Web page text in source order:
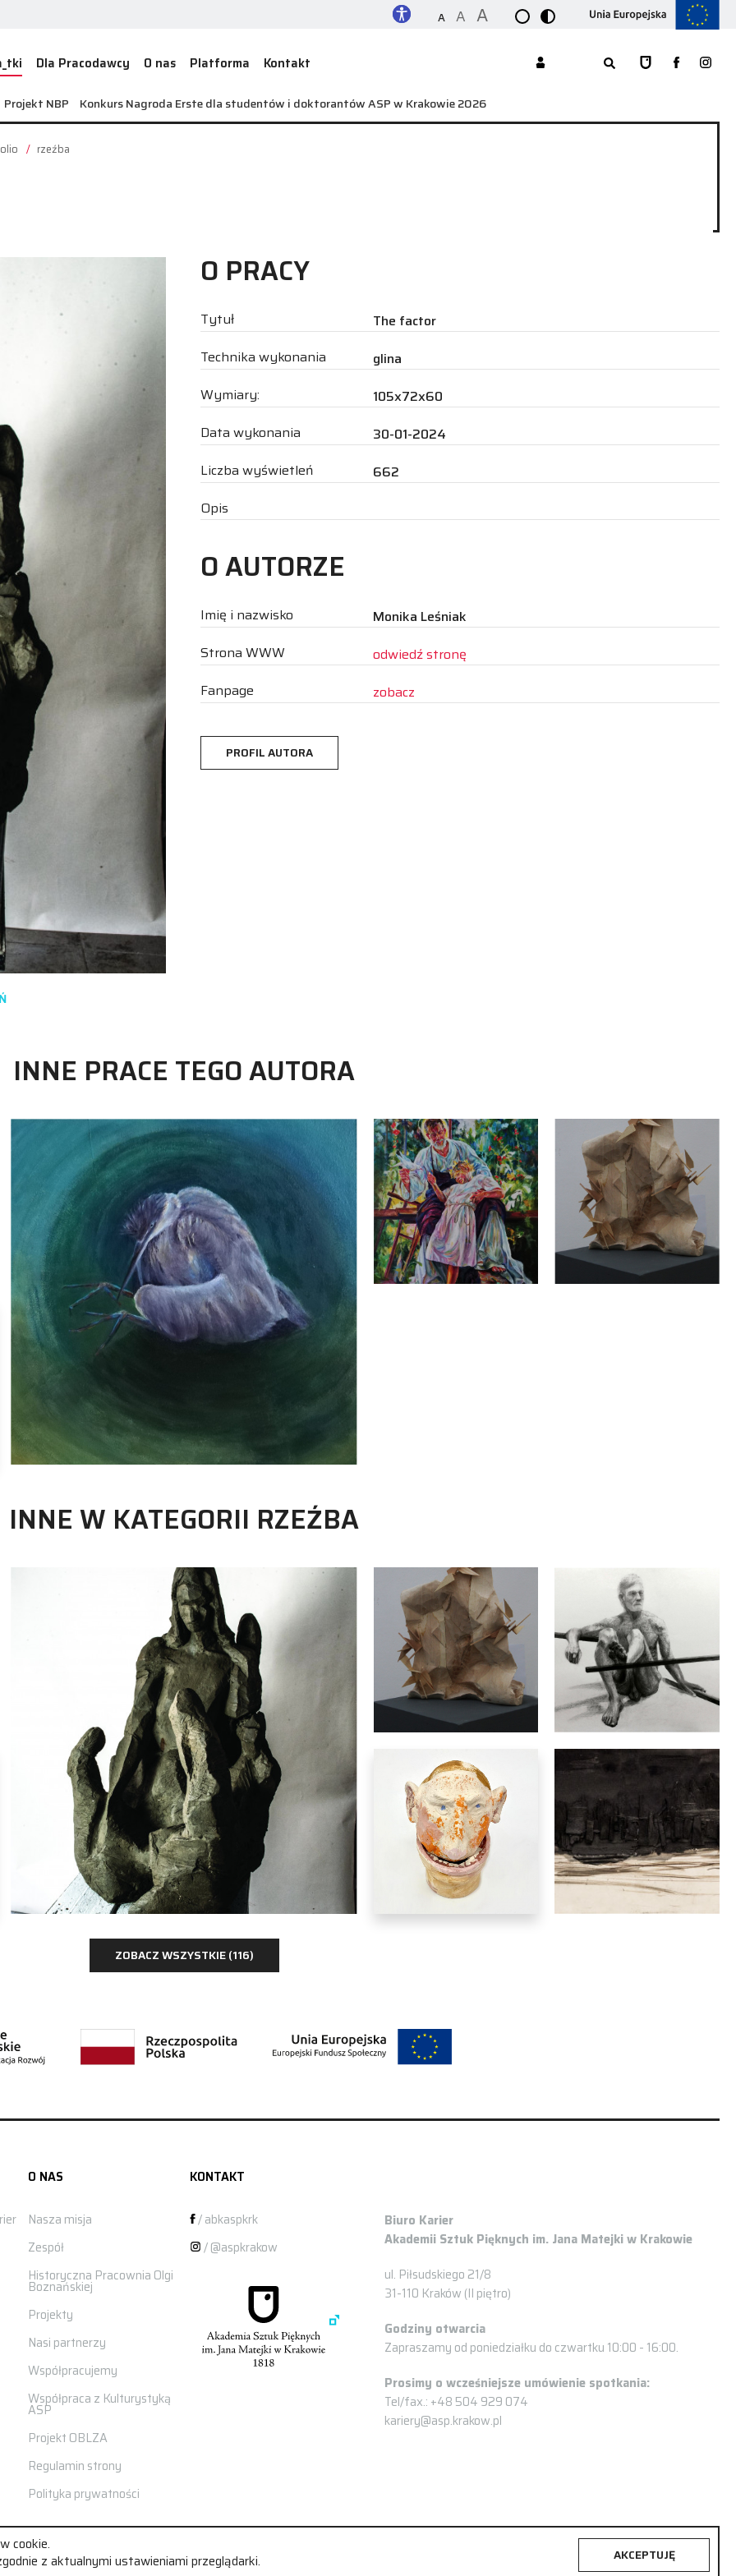
A A A
Dla Pracodawcy O nas Platforma Kontakt
Projekt NBP Konkurs Nagroda Erste dla studentów i doktorantów ASP w Krakowie 2026
rzeźba
O PRACY
Tytuł
The factor
Technika wykonania
glina
Wymiary:
105x72x60
Data wykonania
30-01-2024
Liczba wyświetleń
662
Opis
O AUTORZE
Imię i nazwisko
Monika Leśniak
Strona WWW
odwiedź stronę
Fanpage
zobacz
PROFIL AUTORA
INNE PRACE TEGO AUTORA
malarstwo
Monika Leśniak
rzeźba
Monika Leśniak
INNE W KATEGORII RZEŹBA
rzeźba
Monika Leśniak
rzeźba
Monika Leśniak
rzeźba
Oliwia Kałwa
rzeźba
Jędrzej Jaklik
ZOBACZ WSZYSTKIE (116)
O NAS
Nasza misja
Zespół
Historyczna Pracownia Olgi
Boznańskiej
Projekty
Nasi partnerzy
Współpracujemy
Współpraca z Kulturystyką
ASP
Projekt OBLZA
Regulamin strony
Polityka prywatności
KONTAKT
/ abkaspkrk
/ @aspkrakow
Biuro Karier
Akademii Sztuk Pięknych im. Jana Matejki w Krakowie
ul. Piłsudskiego 21/8
31-110 Kraków (II piętro)
Godziny otwarcia
Zapraszamy od poniedziałku do czwartku 10:00 - 16:00.
Prosimy o wcześniejsze umówienie spotkania:
Tel/fax.: +48 504 929 074
kariery@asp.krakow.pl
cookie.
z aktualnymi ustawieniami przeglądarki.
AKCEPTUJĘ